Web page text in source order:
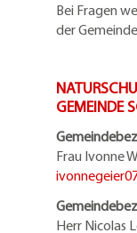
Bei Fragen
der
GEMEINDE
Frau Ivonne
Herr Nicolas